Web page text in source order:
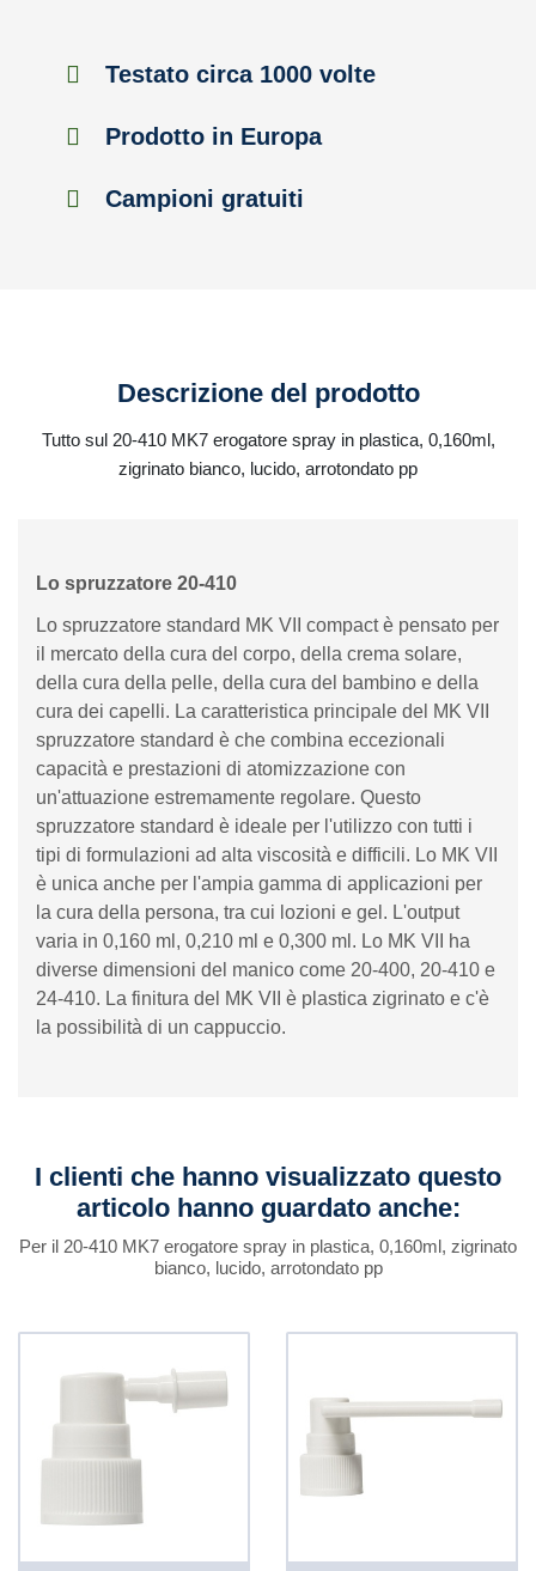
Testato circa 1000 volte
Prodotto in Europa
Campioni gratuiti
Descrizione del prodotto
Tutto sul 20-410 MK7 erogatore spray in plastica, 0,160ml,
zigrinato bianco, lucido, arrotondato pp
Lo spruzzatore 20-410
Lo spruzzatore standard MK VII compact è pensato per
il mercato della cura del corpo, della crema solare,
della cura della pelle, della cura del bambino e della
cura dei capelli. La caratteristica principale del MK VII
spruzzatore standard è che combina eccezionali
capacità e prestazioni di atomizzazione con
un'attuazione estremamente regolare. Questo
spruzzatore standard è ideale per l'utilizzo con tutti i
tipi di formulazioni ad alta viscosità e difficili. Lo MK VII
è unica anche per l'ampia gamma di applicazioni per
la cura della persona, tra cui lozioni e gel. L'output
varia in 0,160 ml, 0,210 ml e 0,300 ml. Lo MK VII ha
diverse dimensioni del manico come 20-400, 20-410 e
24-410. La finitura del MK VII è plastica zigrinato e c'è
la possibilità di un cappuccio.
I clienti che hanno visualizzato questo
articolo hanno guardato anche:
Per il 20-410 MK7 erogatore spray in plastica, 0,160ml, zigrinato
bianco, lucido, arrotondato pp